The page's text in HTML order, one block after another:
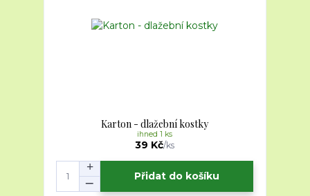
Karton - dlažební kostky
39 Kč/ks
ihned 1 ks
Přidat do košíku